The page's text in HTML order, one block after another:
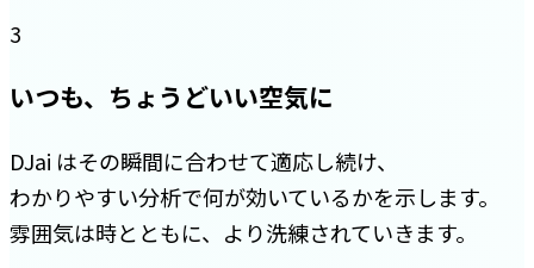
3
いつも、ちょうどいい空気に
DJai はその瞬間に合わせて適応し続け、
わかりやすい分析で何が効いているかを示します。
雰囲気は時とともに、より洗練されていきます。